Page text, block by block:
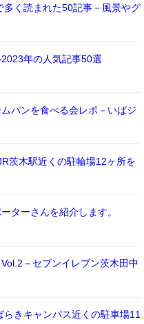
く読まれた50記事－風景やグ
年の人気記事50選
パンを食べる会レポ－いばジ
茨木駅近くの駐輪場12ヶ所を
ターさんを紹介します。
－セブンイレブン茨木田中
きキャンパス近くの駐車場11